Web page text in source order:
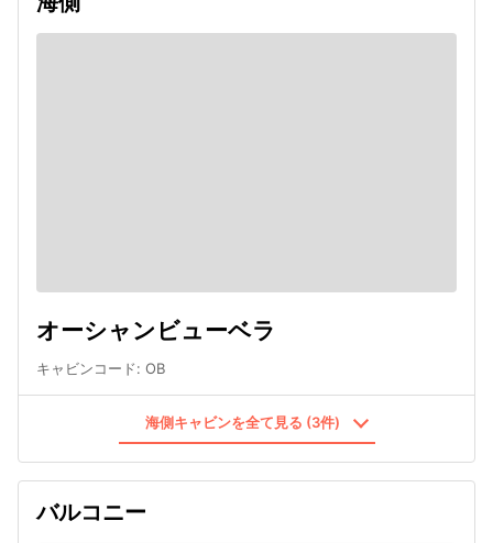
オーシャンビューベラ
キャビンコード: OB
海側キャビンを全て見る (3件)
バルコニー